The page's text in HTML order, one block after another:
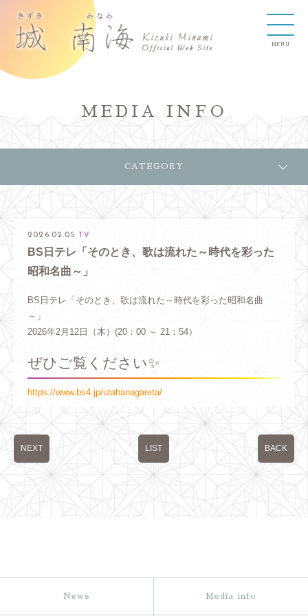
MEDIA INFO
CATEGORY
2026.02.05 TV
BS日テレ「そのとき、歌は流れた～時代を彩った
昭和名曲～」
BS日テレ「そのとき、歌は流れた～時代を彩った昭和名曲
～」
2026年2月12日（木）(20：00 ～ 21：54）
ぜひご覧ください✨
https://www.bs4.jp/utahanagareta/
NEXT LIST BACK
News Media info